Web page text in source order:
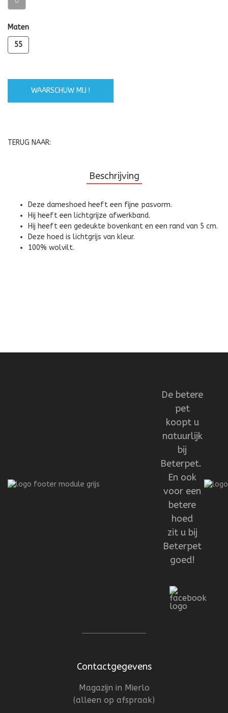
Maten
55
WAARSCHUW MIJ !
TERUG NAAR:
Beschrijving
Deze dameshoed heeft een fijne pasvorm.
Hij heeft een lichtgrijze afwerkband.
Hij heeft een gedeukte bovenkant en een rand van 5 cm.
Deze hoed is lichtgrijs van kleur.
100% wolvilt.
De betere
pet
koopt u
natuurlijk
bij
Beterpet.
En ook
voor een
betere
hoed
zit u bij
Beterpet
goed!
Contactgegevens
Magazijn in Mierlo
(alleen op afspraak)